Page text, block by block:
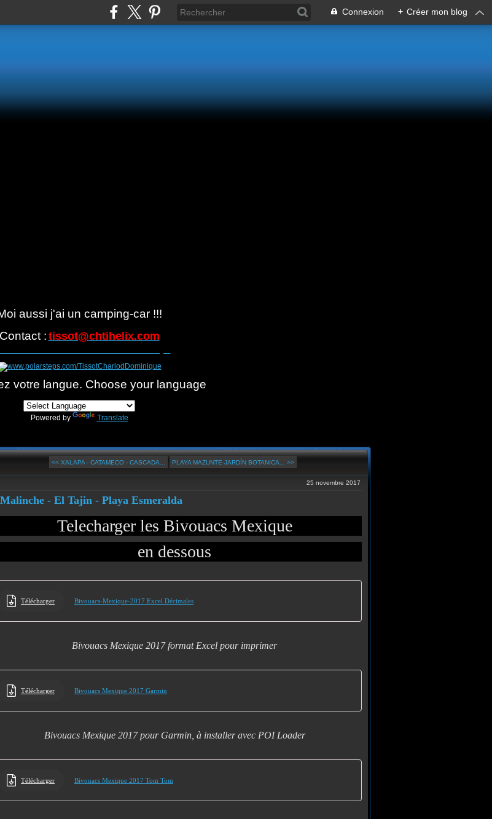
Connexion + Créer mon blog
aussi j'ai un camping-car !!!
Contact : tissot@chtihelix.com
votre langue. Choose your language
Powered by Translate
<< XALAPA - CATAMECO - CASCADA... PLAYA MAZUNTE-JARDÍN BOTANICA... >>
25 novembre 2017
- El Tajin - Playa Esmeralda
Telecharger les Bivouacs Mexique
en dessous
Télécharger Bivouacs-Mexique-2017 Excel Décimales
Bivouacs Mexique 2017 format Excel pour imprimer
Télécharger Bivouacs Mexique 2017 Garmin
Bivouacs Mexique 2017 pour Garmin, à installer avec POI Loader
Télécharger Bivouacs Mexique 2017 Tom Tom